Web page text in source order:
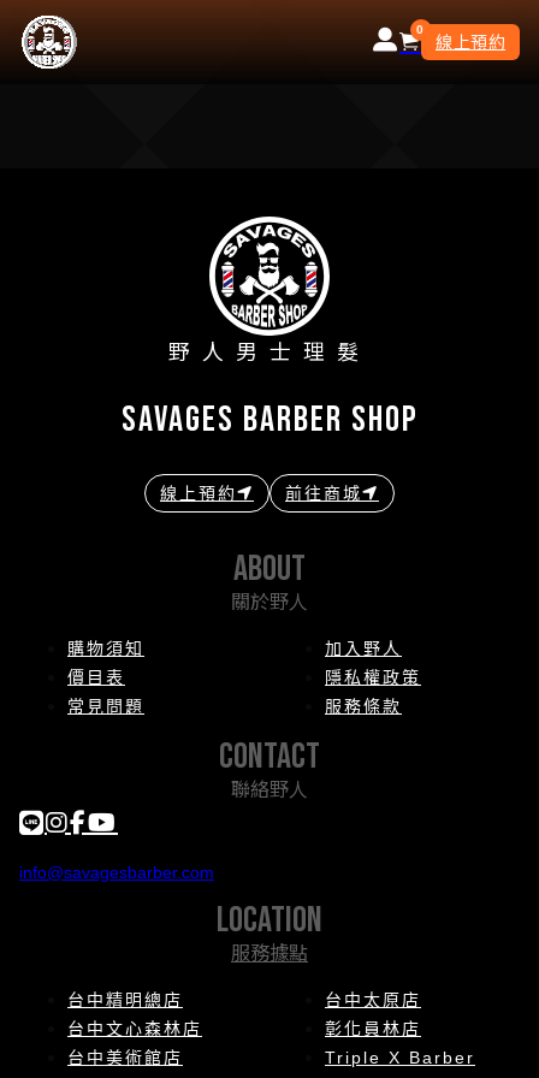
0
線上預約
野人男士理髮
savages barber shop
線上預約 前往商城
about
關於野人
購物須知
價目表
常見問題
加入野人
隱私權政策
服務條款
contact
聯絡野人
info@savagesbarber.com
location
服務據點
台中精明總店
台中文心森林店
台中美術館店
台中太原店
彰化員林店
Triple X Barber